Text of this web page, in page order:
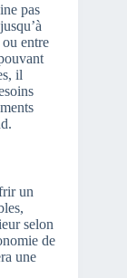
pas
entre
il
un
selon
de
une